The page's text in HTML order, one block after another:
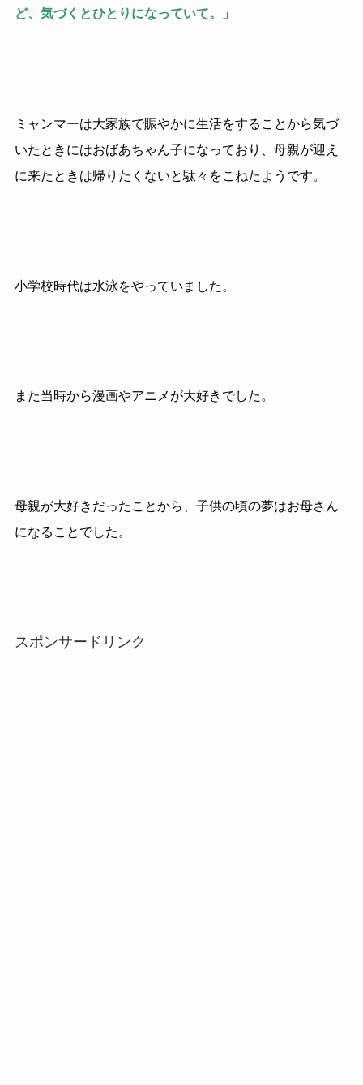
ど、気づくとひとりになっていて。」
ミャンマーは大家族で賑やかに生活をすることから気づ
いたときにはおばあちゃん子になっており、母親が迎え
に来たときは帰りたくないと駄々をこねたようです。
小学校時代は水泳をやっていました。
また当時から漫画やアニメが大好きでした。
母親が大好きだったことから、子供の頃の夢はお母さん
になることでした。
スポンサードリンク